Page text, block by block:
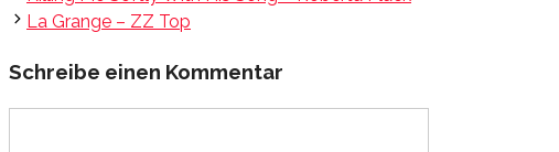
La Grange – ZZ Top
Schreibe einen Kommentar